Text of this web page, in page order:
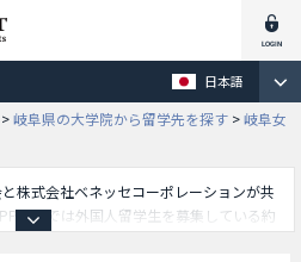
日本語
>岐阜県の大学院から留学先を探す >岐阜女
株式会社ベネッセコーポレーションが共
では外国人留学生を募集している約